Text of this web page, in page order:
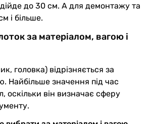
до 30 см. А для демонтажу та
і більше.
за матеріалом, вагою і
головка) відрізняється за
Найбільше значення під час
оскільки він визначає сферу